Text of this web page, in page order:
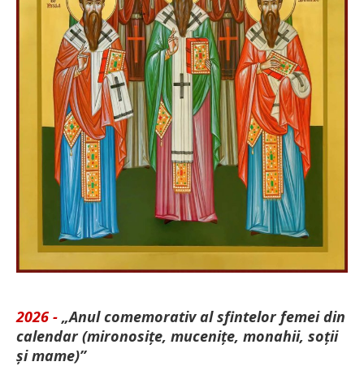
2026 - „Anul comemorativ al sfintelor femei din
calendar (mironosițe, mu­cenițe, monahii, soții
și mame)”